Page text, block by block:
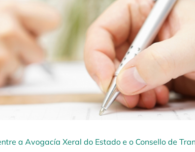
a Avogacía Xeral do Estado e o Consello de